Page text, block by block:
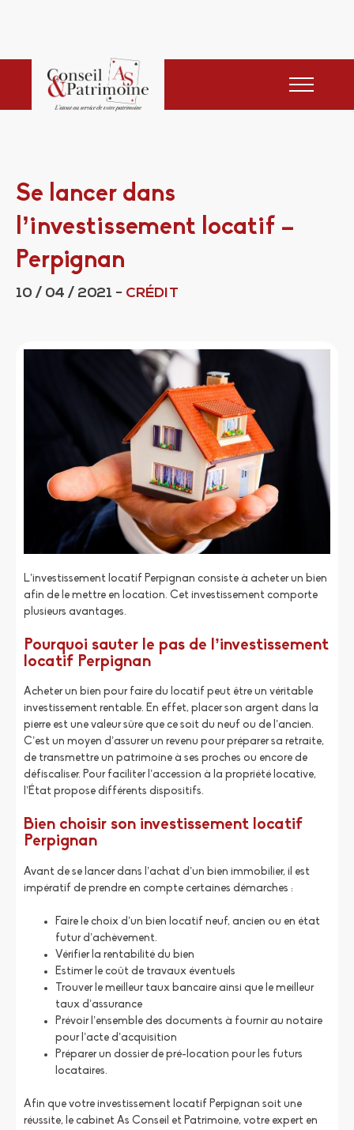
Se lancer dans
l’investissement locatif –
Perpignan
10 / 04 / 2021 - CRÉDIT
L’investissement locatif Perpignan consiste à acheter un bien
afin de le mettre en location. Cet investissement comporte
plusieurs avantages.
Pourquoi sauter le pas de l’investissement
locatif Perpignan
Acheter un bien pour faire du locatif peut être un véritable
investissement rentable. En effet, placer son argent dans la
pierre est une valeur sûre que ce soit du neuf ou de l’ancien.
C’est un moyen d’assurer un revenu pour préparer sa retraite,
de transmettre un patrimoine à ses proches ou encore de
défiscaliser. Pour faciliter l’accession à la propriété locative,
l’État propose différents dispositifs.
Bien choisir son investissement locatif
Perpignan
Avant de se lancer dans l’achat d’un bien immobilier, il est
impératif de prendre en compte certaines démarches :
Faire le choix d’un bien locatif neuf, ancien ou en état
futur d’achèvement.
Vérifier la rentabilité du bien
Estimer le coût de travaux éventuels
Trouver le meilleur taux bancaire ainsi que le meilleur
taux d’assurance
Prévoir l’ensemble des documents à fournir au notaire
pour l’acte d’acquisition
Préparer un dossier de pré-location pour les futurs
locataires.
Afin que votre investissement locatif Perpignan soit une
réussite, le cabinet As Conseil et Patrimoine, votre expert en